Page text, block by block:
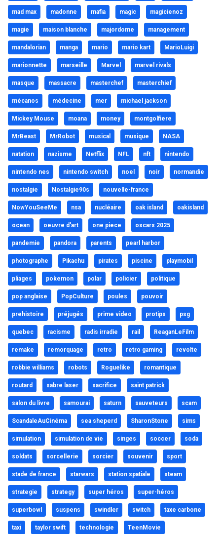
mad max madonne mafia magic magicienoz
magie maison blanche majordome management
mandalorian manga mario mario kart MarioLuigi
marionnette marseille Marvel marvel rivals
masque massacre masterchef masterchief
mécanos médecine mer michael jackson
Mickey Mouse moana money montgolfiere
MrBeast MrRobot musical musique NASA
natation nazisme Netflix NFL nft nintendo
nintendo nes nintendo switch noel noir normandie
nostalgie Nostalgie90s nouvelle-france
NowYouSeeMe nsa nucléaire oak island oakisland
ocean oeuvre d'art one piece oscars 2025
pandemie pandora parents pearl harbor
photographe Pikachu pirates piscine playmobil
pliages pokemon polar policier politique
pop anglaise PopCulture poules pouvoir
prehistoire préjugés prime video protips psg
quebec racisme radis irradie rail ReaganLeFilm
remake remorquage retro retro gaming revolte
robbie williams robots Roguelike romantique
routard sabre laser sacrifice saint patrick
salon du livre samourai saturn sauveteurs scam
ScandaleAuCinéma sea sheperd SharonStone sims
simulation simulation de vie singes soccer soda
soldats sorcellerie sorcier souvenir sport
stade de france starwars station spatiale steam
strategie strategy super héros super-héros
superbowl suspens swindler switch taxe carbone
taxi taylor swift technologie TeenMovie